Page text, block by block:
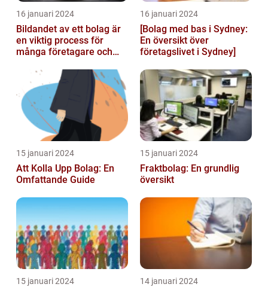
16 januari 2024
Bildandet av ett bolag är
en viktig process för
många företagare och
starta ...
16 januari 2024
[Bolag med bas i Sydney:
En översikt över
företagslivet i Sydney]
15 januari 2024
Att Kolla Upp Bolag: En
Omfattande Guide
15 januari 2024
Fraktbolag: En grundlig
översikt
15 januari 2024 14 januari 2024